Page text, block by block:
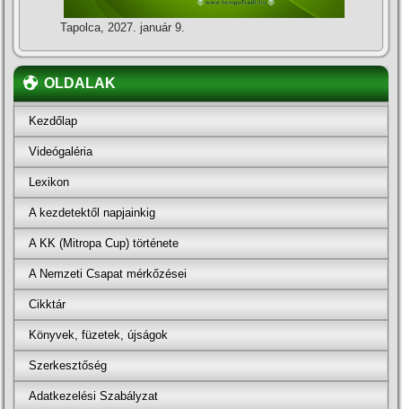
Tapolca, 2027. január 9.
OLDALAK
Kezdőlap
Videógaléria
Lexikon
A kezdetektől napjainkig
A KK (Mitropa Cup) története
A Nemzeti Csapat mérkőzései
Cikktár
Könyvek, füzetek, újságok
Szerkesztőség
Adatkezelési Szabályzat